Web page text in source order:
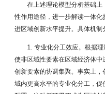
在上述理论模型分析基础
性作用途径，进一步解读一体
进区域创新水平提升。具体机制
1. 专业化分工效应。根据
使非区域性要素在区域经济体
创新要素的协调集聚。事实上
域内更高水平的专业化分工，